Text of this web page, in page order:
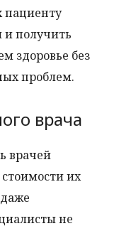
пациенту
и получить
здоровье без
проблем.
врача
врачей
их
не